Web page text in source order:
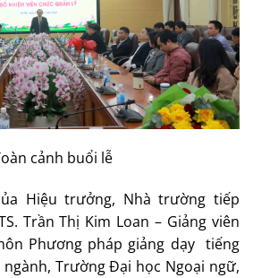
cảnh buổi lễ
Hiệu trưởng, Nhà trường tiếp
Trần Thị Kim Loan – Giảng viên
Phương pháp giảng dạy tiếng
Trường Đại học Ngoại ngữ,